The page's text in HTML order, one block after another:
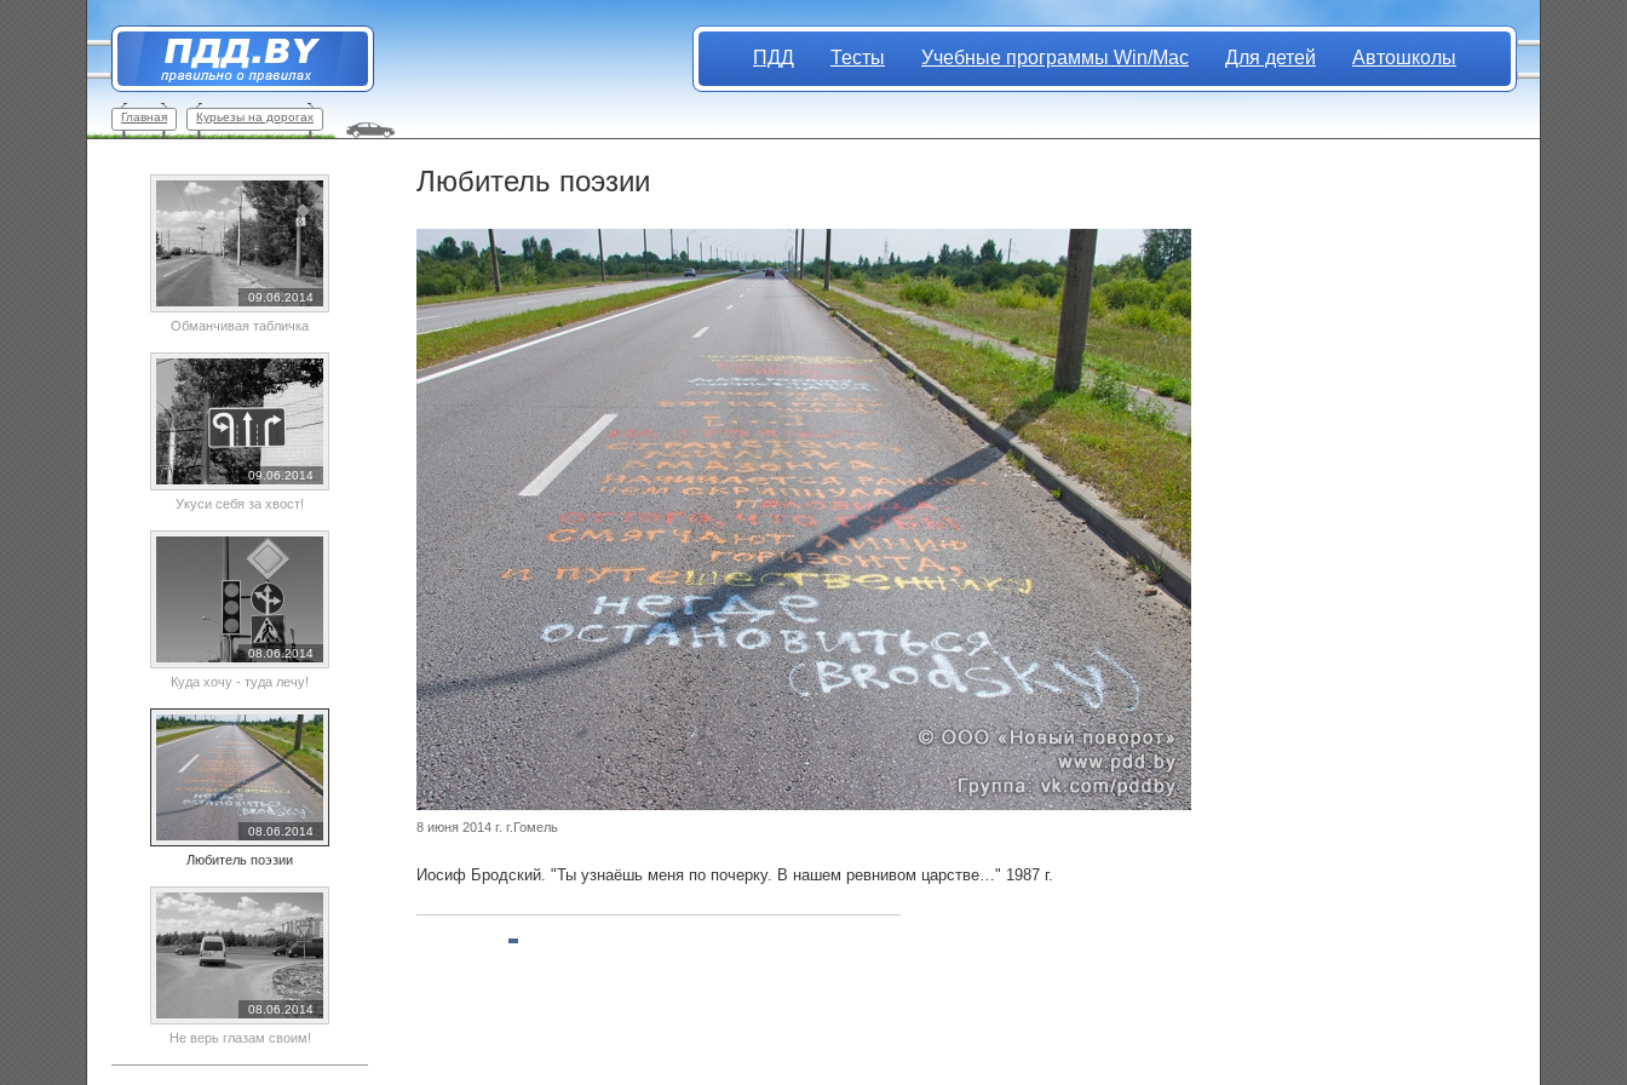
ПДД Тесты Учебные программы Win/Mac Для детей Автошколы
Главная Курьезы на дорогах
Любитель поэзии
8 июня 2014 г. г.Гомель
Иосиф Бродский. "Ты узнаёшь меня по почерку. В нашем ревнивом царстве…" 1987 г.
09.06.2014
Обманчивая табличка
09.06.2014
Укуси себя за хвост!
08.06.2014
Куда хочу - туда лечу!
08.06.2014
Любитель поэзии
08.06.2014
Не верь глазам своим!